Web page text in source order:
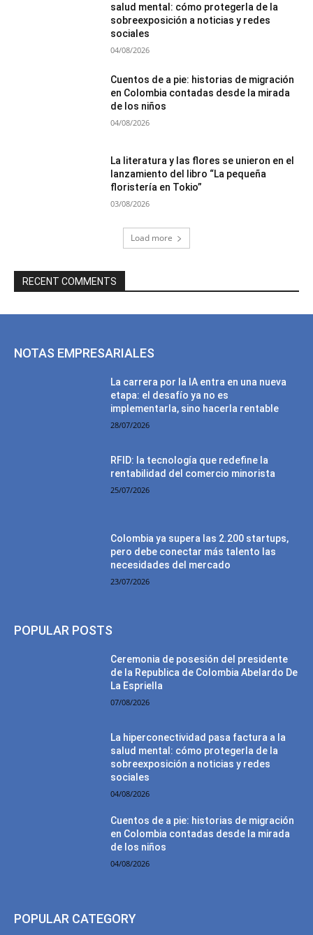
salud mental: cómo protegerla de la
sobreexposición a noticias y redes
sociales
04/08/2026
Cuentos de a pie: historias de migración
en Colombia contadas desde la mirada
de los niños
04/08/2026
La literatura y las flores se unieron en el
lanzamiento del libro “La pequeña
floristería en Tokio”
03/08/2026
Load more
RECENT COMMENTS
NOTAS EMPRESARIALES
La carrera por la IA entra en una nueva
etapa: el desafío ya no es
implementarla, sino hacerla rentable
28/07/2026
RFID: la tecnología que redefine la
rentabilidad del comercio minorista
25/07/2026
Colombia ya supera las 2.200 startups,
pero debe conectar más talento las
necesidades del mercado
23/07/2026
POPULAR POSTS
Ceremonia de posesión del presidente
de la Republica de Colombia Abelardo De
La Espriella
07/08/2026
La hiperconectividad pasa factura a la
salud mental: cómo protegerla de la
sobreexposición a noticias y redes
sociales
04/08/2026
Cuentos de a pie: historias de migración
en Colombia contadas desde la mirada
de los niños
04/08/2026
POPULAR CATEGORY